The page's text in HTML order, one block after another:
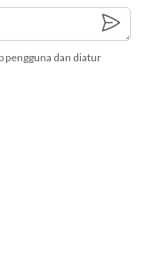
pengguna dan diatur